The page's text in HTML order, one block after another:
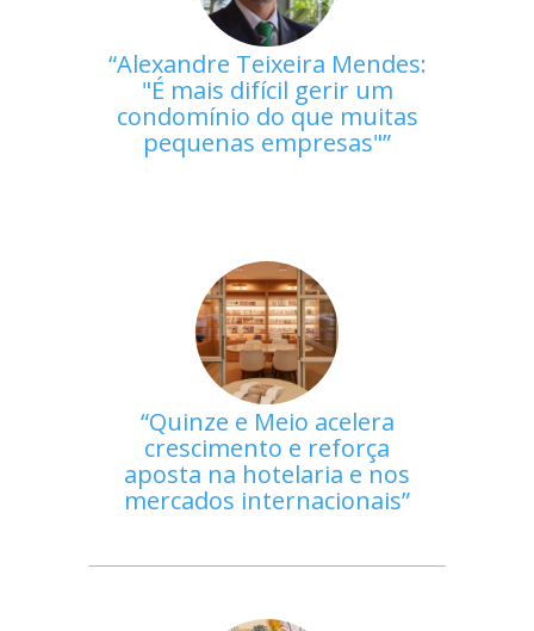
Alexandre Teixeira Mendes:
"É mais difícil gerir um
condomínio do que muitas
pequenas empresas"
Quinze e Meio acelera
crescimento e reforça
aposta na hotelaria e nos
mercados internacionais